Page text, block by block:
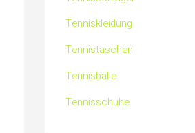
c
h
:
Tenniskleidung
Tennistaschen
Tennisbälle
Tennisschuhe